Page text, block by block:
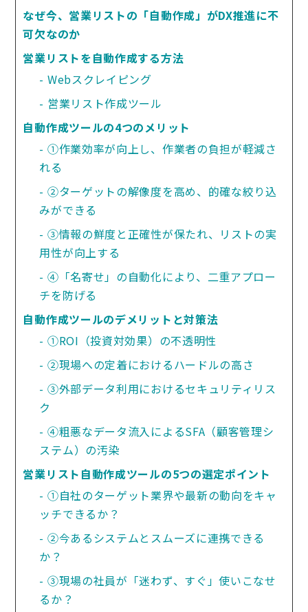
なぜ今、営業リストの「自動作成」がDX推進に不
可欠なのか
営業リストを自動作成する方法
Webスクレイピング
営業リスト作成ツール
自動作成ツールの4つのメリット
①作業効率が向上し、作業者の負担が軽減さ
れる
②ターゲットの解像度を高め、的確な絞り込
みができる
③情報の鮮度と正確性が保たれ、リストの実
用性が向上する
④「名寄せ」の自動化により、二重アプロー
チを防げる
自動作成ツールのデメリットと対策法
①ROI（投資対効果）の不透明性
②現場への定着におけるハードルの高さ
③外部データ利用におけるセキュリティリス
ク
④粗悪なデータ流入によるSFA（顧客管理シ
ステム）の汚染
営業リスト自動作成ツールの5つの選定ポイント
①自社のターゲット業界や最新の動向をキャ
ッチできるか？
②今あるシステムとスムーズに連携できる
か？
③現場の社員が「迷わず、すぐ」使いこなせ
るか？